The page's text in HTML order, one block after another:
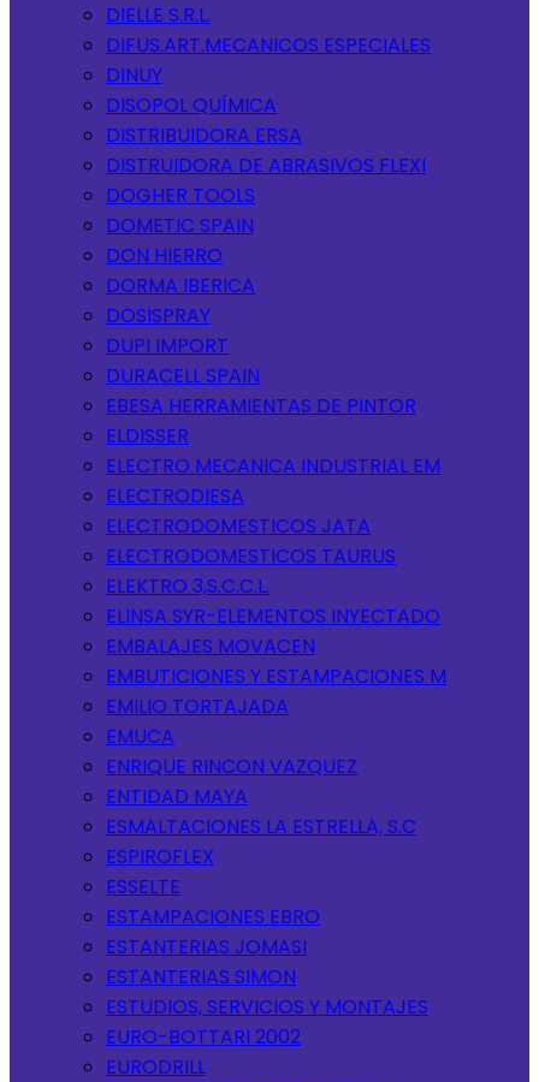
DIELLE S.R.L.
DIFUS.ART.MECANICOS ESPECIALES
DINUY
DISOPOL QUÍMICA
DISTRIBUIDORA ERSA
DISTRUIDORA DE ABRASIVOS FLEXI
DOGHER TOOLS
DOMETIC SPAIN
DON HIERRO
DORMA IBERICA
DOSISPRAY
DUPI IMPORT
DURACELL SPAIN
EBESA HERRAMIENTAS DE PINTOR
ELDISSER
ELECTRO MECANICA INDUSTRIAL EM
ELECTRODIESA
ELECTRODOMESTICOS JATA
ELECTRODOMESTICOS TAURUS
ELEKTRO 3,S.C.C.L.
ELINSA SYR-ELEMENTOS INYECTADO
EMBALAJES MOVACEN
EMBUTICIONES Y ESTAMPACIONES M
EMILIO TORTAJADA
EMUCA
ENRIQUE RINCON VAZQUEZ
ENTIDAD MAYA
ESMALTACIONES LA ESTRELLA, S.C
ESPIROFLEX
ESSELTE
ESTAMPACIONES EBRO
ESTANTERIAS JOMASI
ESTANTERIAS SIMON
ESTUDIOS, SERVICIOS Y MONTAJES
EURO-BOTTARI 2002
EURODRILL